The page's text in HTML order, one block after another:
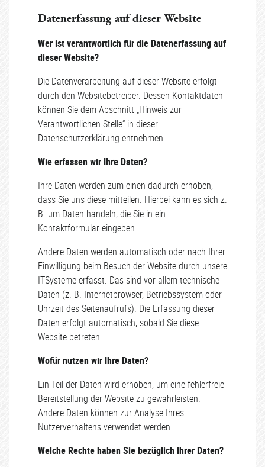
Datenerfassung auf dieser Website
Wer ist verantwortlich für die Datenerfassung auf
dieser Website?
Die Datenverarbeitung auf dieser Website erfolgt
durch den Websitebetreiber. Dessen Kontaktdaten
können Sie dem Abschnitt „Hinweis zur
Verantwortlichen Stelle“ in dieser
Datenschutzerklärung entnehmen.
Wie erfassen wir Ihre Daten?
Ihre Daten werden zum einen dadurch erhoben,
dass Sie uns diese mitteilen. Hierbei kann es sich z.
B. um Daten handeln, die Sie in ein
Kontaktformular eingeben.
Andere Daten werden automatisch oder nach Ihrer
Einwilligung beim Besuch der Website durch unsere
ITSysteme erfasst. Das sind vor allem technische
Daten (z. B. Internetbrowser, Betriebssystem oder
Uhrzeit des Seitenaufrufs). Die Erfassung dieser
Daten erfolgt automatisch, sobald Sie diese
Website betreten.
Wofür nutzen wir Ihre Daten?
Ein Teil der Daten wird erhoben, um eine fehlerfreie
Bereitstellung der Website zu gewährleisten.
Andere Daten können zur Analyse Ihres
Nutzerverhaltens verwendet werden.
Welche Rechte haben Sie bezüglich Ihrer Daten?